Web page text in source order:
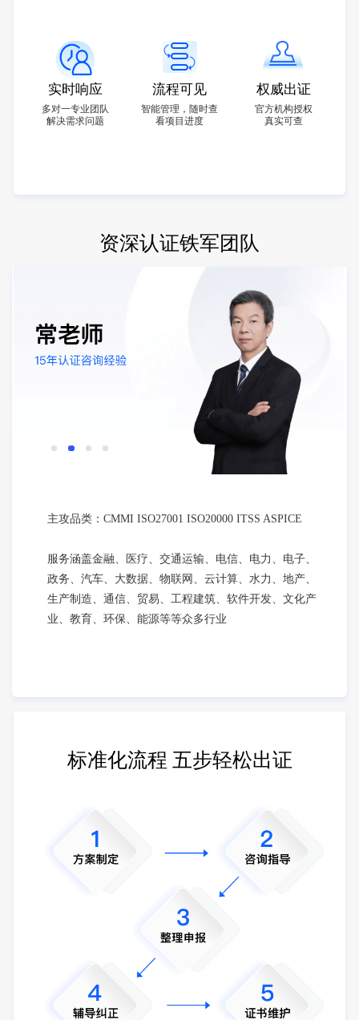
实时响应
多对一专业团队
解决需求问题
流程可见
智能管理，随时查
看项目进度
权威出证
官方机构授权
真实可查
资深认证铁军团队
主攻品类：CMMI ISO27001 ISO20000 ITSS ASPICE
服务涵盖金融、医疗、交通运输、电信、电力、电子、
政务、汽车、大数据、物联网、云计算、水力、地产、
生产制造、通信、贸易、工程建筑、软件开发、文化产
业、教育、环保、能源等等众多行业
标准化流程 五步轻松出证